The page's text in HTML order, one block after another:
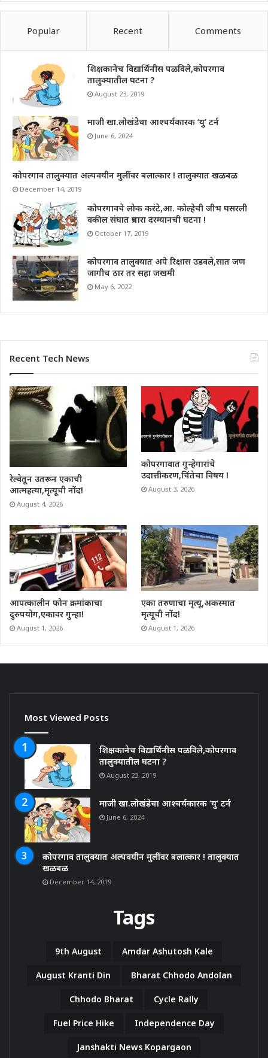
Popular Recent Comments
शिक्षकानेच विद्यार्थिनीस पळविले,कोपरगाव
तालुक्यातील घटना ?
August 23, 2019
माजी खा.लोखंडेचा आश्चर्यकारक ‘यु’ टर्न
June 6, 2024
कोपरगाव तालुक्यात अल्पवयीन मुलींवर बलात्कार ! तालुक्यात खळबळ
December 14, 2019
कोपरगावचे लोक करंटे,आ. कोल्हेची जीभ घसरली
वकील संघात प्रचारा दरम्यानची घटना !
October 17, 2019
कोपरगाव तालुक्यात अपे रिक्षास उडवले,सात जण
जागीच ठार तर सहा जखमी
May 6, 2022
Recent Tech News
रेल्वेतून उतरून एकाची
आत्महत्या,मृत्यूची नोंद!
August 4, 2026
कोपरगावात गुन्हेगारांचे
उदात्तीकरण,चिंतेचा विषय !
August 3, 2026
आपत्कालीन फोन क्रमांकाचा
दुरुपयोग,एकावर गुन्हा!
August 1, 2026
एका तरुणाचा मृत्यू,अकस्मात
मृत्यूची नोंद!
August 1, 2026
Most Viewed Posts
शिक्षकानेच विद्यार्थिनीस पळविले,कोपरगाव
तालुक्यातील घटना ?
August 23, 2019
माजी खा.लोखंडेचा आश्चर्यकारक ‘यु’ टर्न
June 6, 2024
कोपरगाव तालुक्यात अल्पवयीन मुलींवर बलात्कार ! तालुक्यात
खळबळ
December 14, 2019
Tags
9th August Amdar Ashutosh Kale
August Kranti Din Bharat Chhodo Andolan
Chhodo Bharat Cycle Rally
Fuel Price Hike Independence Day
Janshakti News Kopargaon